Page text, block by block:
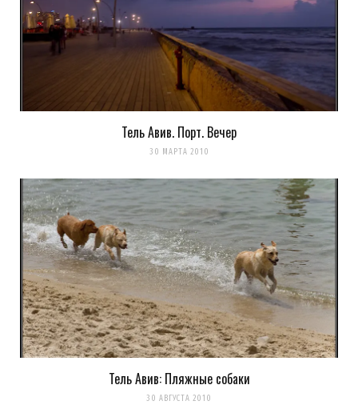
комментариях. А можно простоподписаться на комментарии
Тель Авив. Порт. Вечер
30 МАРТА 2010
Тель Авив: Пляжные собаки
30 АВГУСТА 2010